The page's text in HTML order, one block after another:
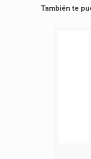
También te